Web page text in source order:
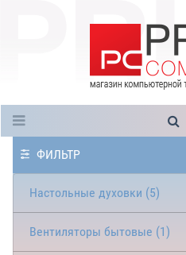
ФИЛЬТР
Настольные духовки (5)
Вентиляторы бытовые (1)